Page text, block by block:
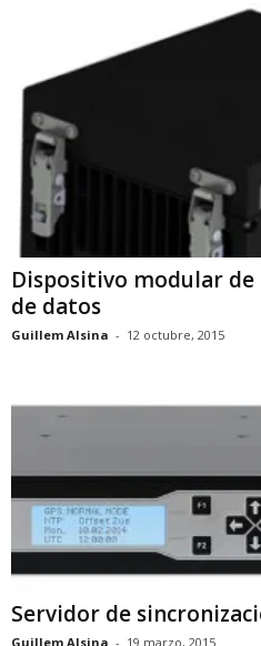
Dispositivo modular
de datos
Guillem Alsina - 12 octubre, 2015
Servidor de
Guillem Alsina - 19 marzo, 2015